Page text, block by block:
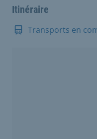
Itinéraire
Transports en